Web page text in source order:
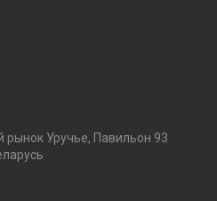
рынок Уручье, Павильон 93